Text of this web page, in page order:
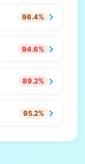
96.4%
94.6%
89.2%
95.2%